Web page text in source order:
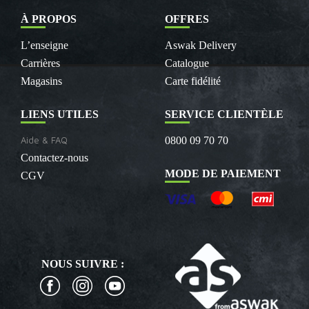
À PROPOS
L’enseigne
Carrières
Magasins
OFFRES
Aswak Delivery
Catalogue
Carte fidélité
LIENS UTILES
Aide & FAQ
Contactez-nous
CGV
SERVICE CLIENTÈLE
0800 09 70 70
MODE DE PAIEMENT
NOUS SUIVRE :